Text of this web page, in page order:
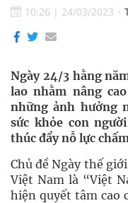
10:26 | 24/03/2023
Ngày 24/3 hằng
lao nhằm nâng
những ảnh hưởng
sức khỏe con
thúc đẩy nỗ lực
Chủ đề Ngày thế
Việt Nam là “Việt
hiện quyết tâm cao